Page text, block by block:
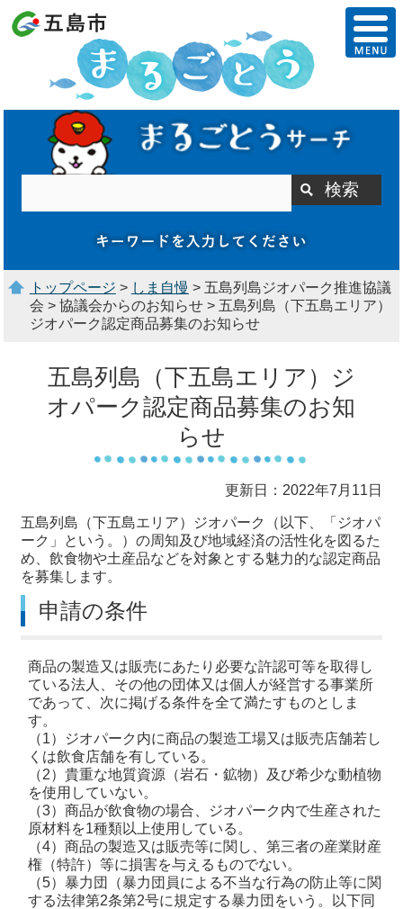
トップページ > しま自慢 > 五島列島ジオパーク推進協議
会 > 協議会からのお知らせ > 五島列島（下五島エリア）
ジオパーク認定商品募集のお知らせ
五島列島（下五島エリア）ジ
オパーク認定商品募集のお知
らせ
更新日：2022年7月11日
五島列島（下五島エリア）ジオパーク（以下、「ジオパ
ーク」という。）の周知及び地域経済の活性化を図るた
め、飲食物や土産品などを対象とする魅力的な認定商品
を募集します。
申請の条件
商品の製造又は販売にあたり必要な許認可等を取得し
ている法人、その他の団体又は個人が経営する事業所
であって、次に掲げる条件を全て満たすものとしま
す。
（1）ジオパーク内に商品の製造工場又は販売店舗若し
くは飲食店舗を有している。
（2）貴重な地質資源（岩石・鉱物）及び希少な動植物
を使用していない。
（3）商品が飲食物の場合、ジオパーク内で生産された
原材料を1種類以上使用している。
（4）商品の製造又は販売等に関し、第三者の産業財産
権（特許）等に損害を与えるものでない。
（5）暴力団（暴力団員による不当な行為の防止等に関
する法律第2条第2号に規定する暴力団をいう。以下同